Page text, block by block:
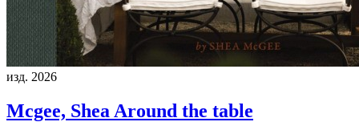
изд. 2026
Mcgee, Shea Around the table